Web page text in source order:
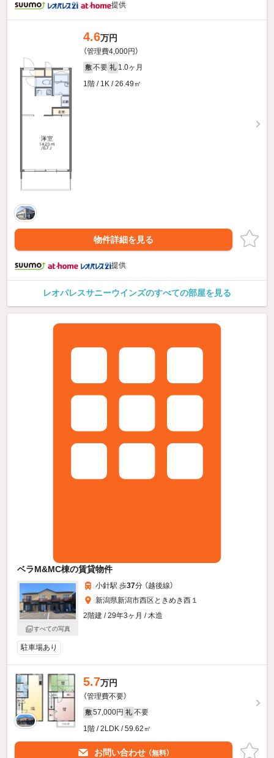
提供
4.6万円
（管理費4,000円）
敷 不要 礼 1.0ヶ月
1階 / 1K / 26.49㎡
物件詳細を見る
提供
レオパレスサニーウインズのすべての部屋を見る
ベラM&MC棟の賃貸物件
すべての写真
小針駅 歩37分 （越後線）
新潟県新潟市西区ときめき西１
2階建 / 29年3ヶ月 / 木造
駐車場あり
5.7万円
（管理費不要）
敷 57,000円 礼 不要
1階 / 2LDK / 59.62㎡
お問い合わせ （無料）